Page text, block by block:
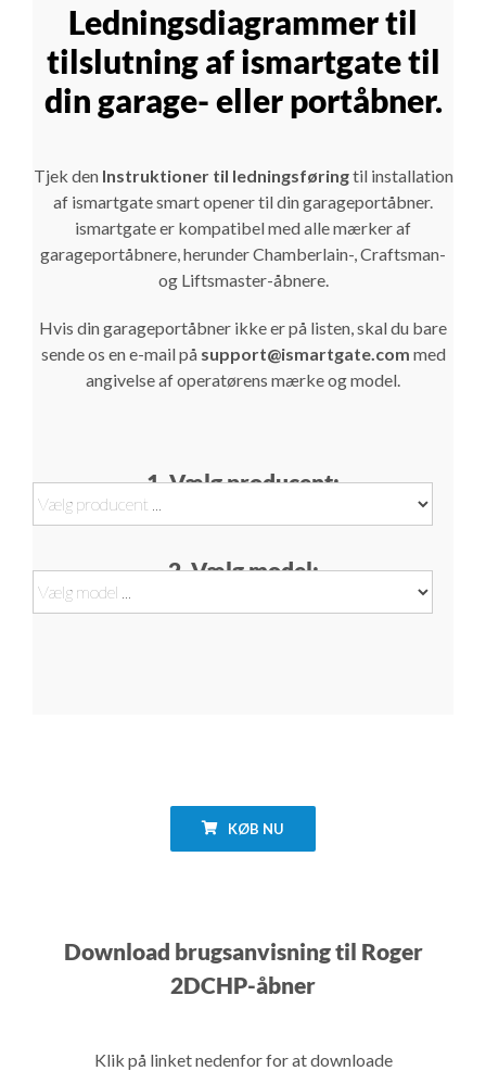
Ledningsdiagrammer til
tilslutning af ismartgate til
din garage- eller portåbner.
Tjek den Instruktioner til ledningsføringtil installation
af ismartgate smart opener til din garageportåbner.
ismartgate er kompatibel med alle mærker af
garageportåbnere, herunder Chamberlain-, Craftsman-
og Liftsmaster-åbnere.
Hvis din garageportåbner ikke er på listen, skal du bare
sende os en e-mail på support@ismartgate.com med
angivelse af operatørens mærke og model.
1. Vælg producent:
2. Vælg model:
KØB NU
Download brugsanvisning til Roger
2DCHP-åbner
Klik på linket nedenfor for at downloade